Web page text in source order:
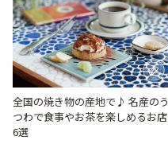
全国の焼き物の産地で♪ 名産のう
つわで食事やお茶を楽しめるお店
6選